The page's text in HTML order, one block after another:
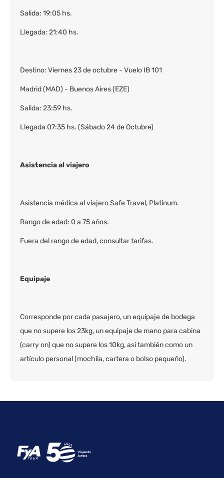
Salida: 19:05 hs.
Llegada: 21:40 hs.
Destino: Viernes 23 de octubre - Vuelo IB 101
Madrid (MAD) - Buenos Aires (EZE)
Salida: 23:59 hs.
Llegada 07:35 hs. (Sábado 24 de Octubre)
Asistencia al viajero
Asistencia médica al viajero Safe Travel, Platinum.
Rango de edad: 0 a 75 años.
Fuera del rango de edad, consultar tarifas.
Equipaje
Corresponde por cada pasajero, un equipaje de bodega
que no supere los 23kg, un equipaje de mano para cabina
(carry on) que no supere los 10kg, asi también como un
artículo personal (mochila, cartera o bolso pequeño).